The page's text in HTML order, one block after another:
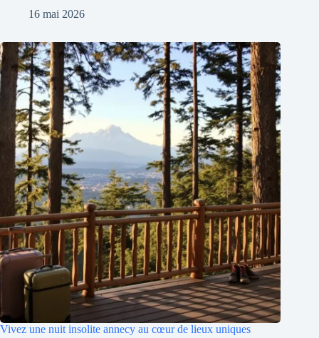
16 mai 2026
Vivez une nuit insolite annecy au cœur de lieux uniques